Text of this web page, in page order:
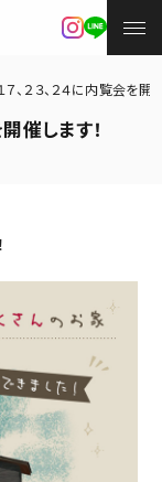
７、２３、２４に内覧会を開
開催します！